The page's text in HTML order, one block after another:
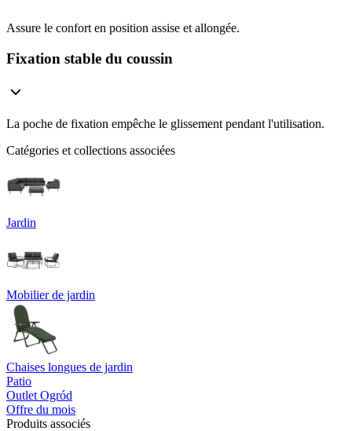
Assure le confort en position assise et allongée.
Fixation stable du coussin
La poche de fixation empêche le glissement pendant l'utilisation.
Catégories et collections associées
Jardin
Mobilier de jardin
Chaises longues de jardin
Patio
Outlet Ogród
Offre du mois
Produits associés